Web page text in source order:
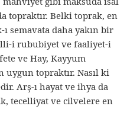
topraktır. Belki toprak, en
semavata daha yakın bir
i rububiyet ve faaliyet-i
ve Hay, Kayyum
topraktır. Nasıl ki
Arş-ı hayat ve ihya da
tecelliyat ve cilvelere en